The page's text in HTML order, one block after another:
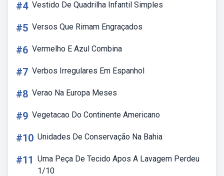
#4 Vestido De Quadrilha Infantil Simples
#5 Versos Que Rimam Engraçados
#6 Vermelho E Azul Combina
#7 Verbos Irregulares Em Espanhol
#8 Verao Na Europa Meses
#9 Vegetacao Do Continente Americano
#10 Unidades De Conservação Na Bahia
#11 Uma Peça De Tecido Apos A Lavagem Perdeu
1/10